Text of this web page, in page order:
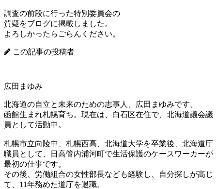
調査の前段に行った特別委員会の
質疑をブログに掲載しました。
よろしかったらごらんください。
この記事の投稿者
広田まゆみ
北海道の自立と未来のための志事人、広田まゆみです。
函館生まれ札幌育ち。現在は、白石区在住で、北海道議会議
員として活動中。
札幌市立向陵中、札幌西高、北海道大学を卒業後、北海道庁
職員として、日高管内浦河町で生活保護のケースワーカーが
最初の仕事です。
その後、労働組合の女性部長なども経験し、自分探しが高じ
て、11年務めた道庁を退職。